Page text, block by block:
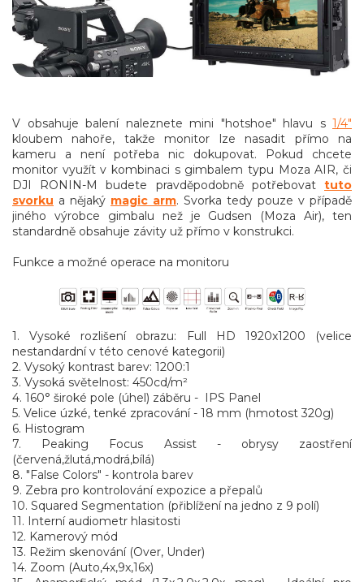
V obsahuje balení naleznete mini "hotshoe" hlavu s 1/4"
kloubem nahoře, takže monitor lze nasadit přímo na
kameru a není potřeba nic dokupovat. Pokud chcete
monitor využít v kombinaci s gimbalem typu Moza AIR, či
DJI RONIN-M budete pravděpodobně potřebovat tuto
svorku a nějaký magic arm. Svorka tedy pouze v případě
jiného výrobce gimbalu než je Gudsen (Moza Air), ten
standardně obsahuje závity už přímo v konstrukci.
Funkce a možné operace na monitoru
1. Vysoké rozlišení obrazu: Full HD 1920x1200 (velice
nestandardní v této cenové kategorii)
2. Vysoký kontrast barev: 1200:1
3. Vysoká světelnost: 450cd/m²
4. 160° široké pole (úhel) záběru - IPS Panel
5. Velice úzké, tenké zpracování - 18 mm (hmotost 320g)
6. Histogram
7. Peaking Focus Assist - obrysy zaostření
(červená,žlutá,modrá,bílá)
8. "False Colors" - kontrola barev
9. Zebra pro kontrolování expozice a přepalů
10. Squared Segmentation (přiblížení na jedno z 9 polí)
11. Interní audiometr hlasitosti
12. Kamerový mód
13. Režim skenování (Over, Under)
14. Zoom (Auto,4x,9x,16x)